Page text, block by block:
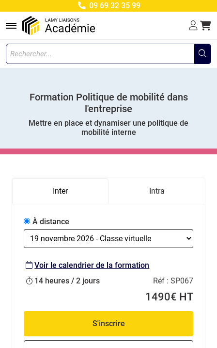
09 69 32 35 99
Menu
Formation Politique de mobilité dans
l'entreprise
Mettre en place et dynamiser une politique de
mobilité interne
Inter Intra
À distance
Voir le calendrier de la formation
14 heures / 2 jours
Réf : SP067
1490€ HT
S'inscrire